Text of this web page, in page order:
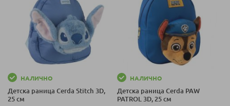
НАЛИЧНО
Детска раница Cerda Stitch 3D,
25 см
НАЛИЧНО
Детска раница Cerda PAW
PATROL 3D, 25 см